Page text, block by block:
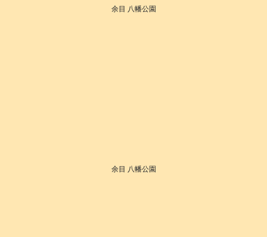
余目 八幡公園
余目 八幡公園